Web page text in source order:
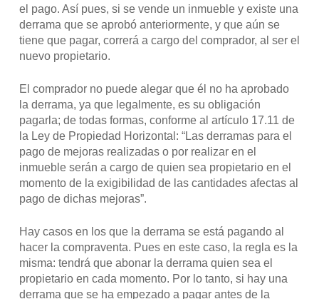
el pago. Así pues, si se vende un inmueble y existe una
derrama que se aprobó anteriormente, y que aún se
tiene que pagar, correrá a cargo del comprador, al ser el
nuevo propietario.
El comprador no puede alegar que él no ha aprobado
la derrama, ya que legalmente, es su obligación
pagarla; de todas formas, conforme al artículo 17.11 de
la Ley de Propiedad Horizontal: “Las derramas para el
pago de mejoras realizadas o por realizar en el
inmueble serán a cargo de quien sea propietario en el
momento de la exigibilidad de las cantidades afectas al
pago de dichas mejoras”.
Hay casos en los que la derrama se está pagando al
hacer la compraventa. Pues en este caso, la regla es la
misma: tendrá que abonar la derrama quien sea el
propietario en cada momento. Por lo tanto, si hay una
derrama que se ha empezado a pagar antes de la